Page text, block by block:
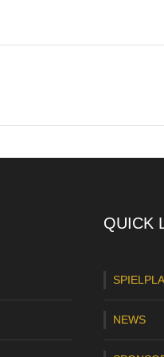
QUICK
NEWS